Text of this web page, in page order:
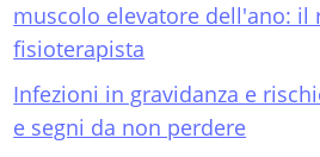
muscolo elevatore dell'ano: il
fisioterapista
Infezioni in gravidanza e
e segni da non perdere